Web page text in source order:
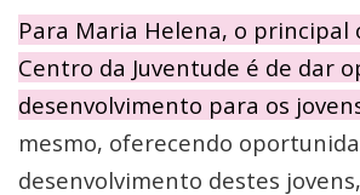
Para Maria Helena, o principal
Centro da Juventude é de dar
desenvolvimento para os
mesmo, oferecendo
desenvolvimento destes